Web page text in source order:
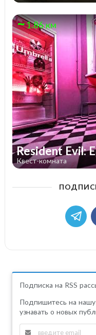
1.86 км
Resident Evil:
Квест-комната
Подписка на RSS
Подпишитесь на
узнавать о новых